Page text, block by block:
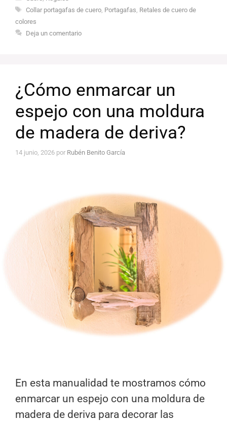
Etiquetas
Collar portagafas de cuero, Portagafas Retales de cuero de
colores
Deja un comentario
¿Cómo enmarcar un
espejo con una moldura
de madera de deriva?
14 junio, 2026 por Rubén Benito García
En esta manualidad te mostramos cómo
enmarcar un espejo con una moldura de
madera de deriva para decorar las